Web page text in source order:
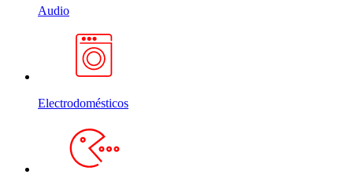
Audio
Electrodomésticos